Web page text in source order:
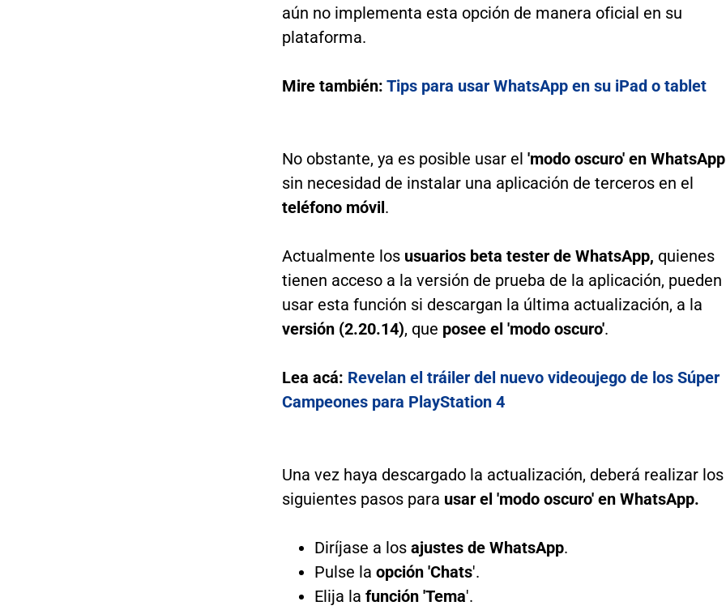
aún no implementa esta opción de manera oficial en su
plataforma.
Mire también: Tips para usar WhatsApp en su iPad o tablet
No obstante, ya es posible usar el 'modo oscuro' en WhatsApp
sin necesidad de instalar una aplicación de terceros en el
teléfono móvil.
Actualmente los usuarios beta tester de WhatsApp, quienes
tienen acceso a la versión de prueba de la aplicación, pueden
usar esta función si descargan la última actualización, a la
versión (2.20.14), que posee el 'modo oscuro'.
Lea acá: Revelan el tráiler del nuevo videoujego de los Súper
Campeones para PlayStation 4
Una vez haya descargado la actualización, deberá realizar los
siguientes pasos para usar el 'modo oscuro' en WhatsApp.
Diríjase a los ajustes de WhatsApp.
Pulse la opción 'Chats'.
Elija la función 'Tema'.